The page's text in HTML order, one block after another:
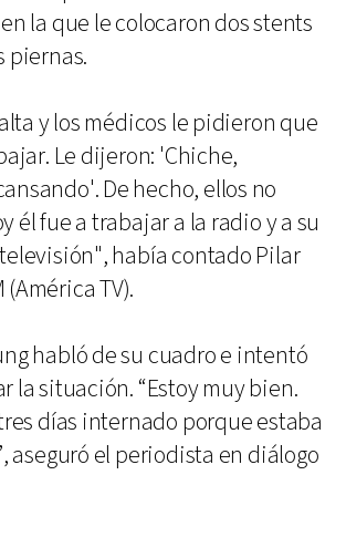
la que le colocaron dos stents
piernas.
y los médicos le pidieron que
Le dijeron: 'Chiche,
De hecho, ellos no
él fue a trabajar a la radio y a su
había contado Pilar
TV).
habló de su cuadro e intentó
la situación. “Estoy muy bien.
días internado porque estaba
aseguró el periodista en diálogo